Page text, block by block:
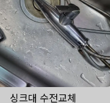
싱크대 수전교체